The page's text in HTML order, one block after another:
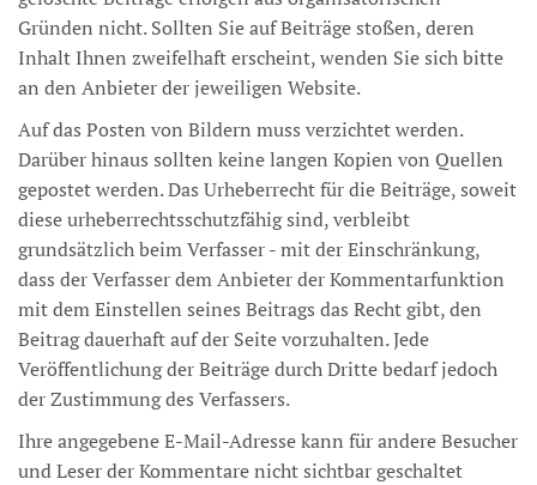
Gründen nicht. Sollten Sie auf Beiträge stoßen, deren
Inhalt Ihnen zweifelhaft erscheint, wenden Sie sich bitte
an den Anbieter der jeweiligen Website.
Auf das Posten von Bildern muss verzichtet werden.
Darüber hinaus sollten keine langen Kopien von Quellen
gepostet werden. Das Urheberrecht für die Beiträge, soweit
diese urheberrechtsschutzfähig sind, verbleibt
grundsätzlich beim Verfasser - mit der Einschränkung,
dass der Verfasser dem Anbieter der Kommentarfunktion
mit dem Einstellen seines Beitrags das Recht gibt, den
Beitrag dauerhaft auf der Seite vorzuhalten. Jede
Veröffentlichung der Beiträge durch Dritte bedarf jedoch
der Zustimmung des Verfassers.
Ihre angegebene E-Mail-Adresse kann für andere Besucher
und Leser der Kommentare nicht sichtbar geschaltet